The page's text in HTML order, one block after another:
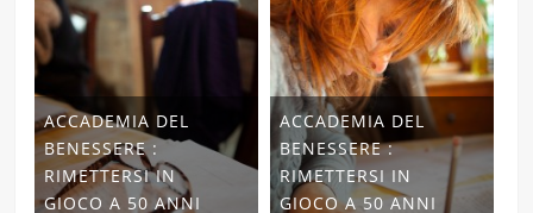
ACCADEMIA DEL
BENESSERE :
RIMETTERSI IN
GIOCO A 50 ANNI
ACCADEMIA DEL
BENESSERE :
RIMETTERSI IN
GIOCO A 50 ANNI